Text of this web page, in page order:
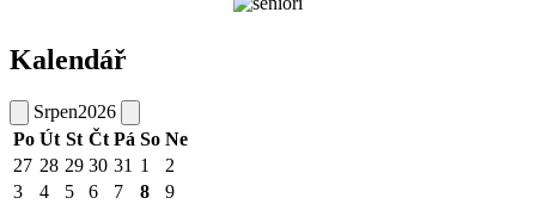
Kalendář
Srpen2026
Po Út St Čt Pá So Ne
27 28 29 30 31 1
2
3
4 5 6 7 8
9